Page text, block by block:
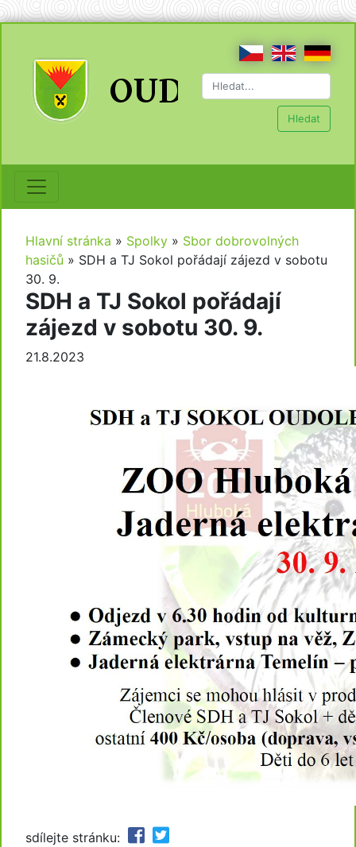
Hledat
Hlavní stránka » Spolky » Sbor dobrovolných
hasičů » SDH a TJ Sokol pořádají zájezd v sobotu
30. 9.
SDH a TJ Sokol pořádají
zájezd v sobotu 30. 9.
21.8.2023
sdílejte stránku: